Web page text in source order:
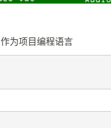
作为项目编程语言